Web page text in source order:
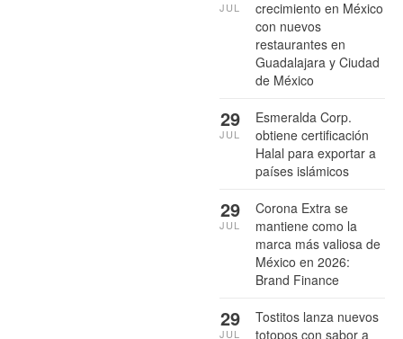
crecimiento en México
con nuevos
restaurantes en
Guadalajara y Ciudad
de México
JUL
Esmeralda Corp.
obtiene certificación
Halal para exportar a
países islámicos
29
JUL
Corona Extra se
mantiene como la
marca más valiosa de
México en 2026:
Brand Finance
29
JUL
Tostitos lanza nuevos
totopos con sabor a
29
JUL